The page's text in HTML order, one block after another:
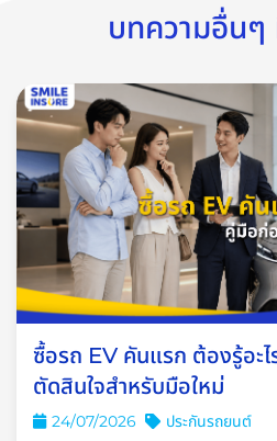
เพิ่งออกรถใหม่แล้วไม่รู้จะเริ่มหาสิ่งศั
เราชวนมาหาคำตอบไปพร้อมกันที่นี่เลย
บทความอื่นๆ
ซื้อรถ EV คันแรก ต้องรู้อะ
ตัดสินใจสำหรับมือใหม่
24/07/2026 ประกันรถยนต์